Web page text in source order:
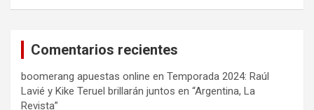
Comentarios recientes
boomerang apuestas online en Temporada 2024: Raúl
Lavié y Kike Teruel brillarán juntos en “Argentina, La
Revista”